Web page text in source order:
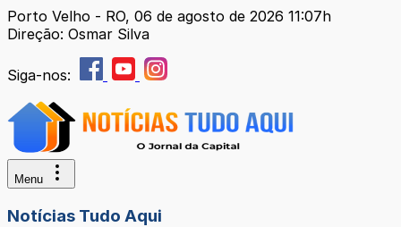
Porto Velho - RO, 06 de agosto de 2026 11:07h
Direção: Osmar Silva
Siga-nos:
Menu
Notícias Tudo Aqui